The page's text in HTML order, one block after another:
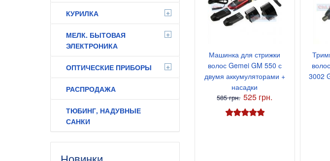
КУРИЛКА +
МЕЛК. БЫТОВАЯ
ЭЛЕКТРОНИКА
+
ОПТИЧЕСКИЕ ПРИБОРЫ +
РАСПРОДАЖА
ТЮБИНГ, НАДУВНЫЕ
САНКИ
Машинка для стрижки
волос Gemei GM 550 с
двумя аккумуляторами +
насадки
585 грн. 525 грн.
3002